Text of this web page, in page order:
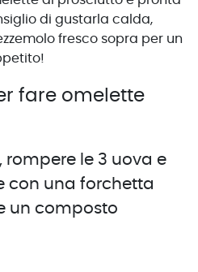
di gustarla calda,
fresco sopra per un
fare omelette
rompere le 3 uova e
con una forchetta
un composto